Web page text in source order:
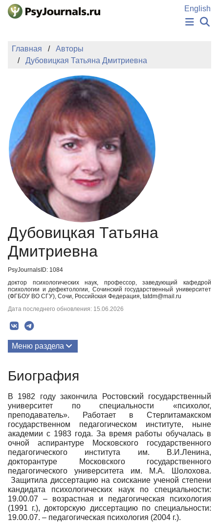
Перейти к основному содержанию
English
ИЗДАНИЯ
АВТОРЫ
ПОДАТЬ РУКОПИСЬ
БАЗА ЗНАНИЙ
КЛЮЧЕВЫЕ СЛОВА
Регистрация
Главная
Авторы
Дубовицкая Татьяна Дмитриевна
Дубовицкая Татьяна
Дмитриевна
PsyJournalsID: 1084
доктор психологических наук, профессор, заведующий кафедрой
психологии и дефектологии, Сочинский государственный университет
(ФГБОУ ВО СГУ), Сочи, Российская Федерация, tatdm@mail.ru
Дата последнего обновления: 15.06.2026
Меню раздела
Биография
Биография
В 1982 году закончила Ростовский государственный
университет по специальности «психолог,
преподаватель». Работает в Стерлитамакском
государственном педагогическом институте, ныне
академии с 1983 года. За время работы обучалась в
очной аспирантуре Московского государственного
педагогического института им. В.И.Ленина,
докторантуре Московского государственного
педагогического университета им. М.А. Шолохова.
Защитила диссертацию на соискание ученой степени
кандидата психологических наук по специальности:
19.00.07 – возрастная и педагогическая психология
(1991 г.), докторскую диссертацию по специальности:
19.00.07. – педагогическая психология (2004 г.).